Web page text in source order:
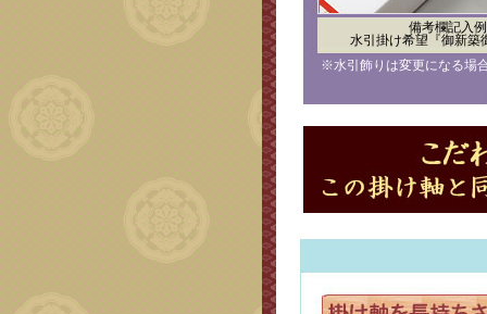
備考欄記入
水引掛け希望『御新築
※水引飾りは変更になる場